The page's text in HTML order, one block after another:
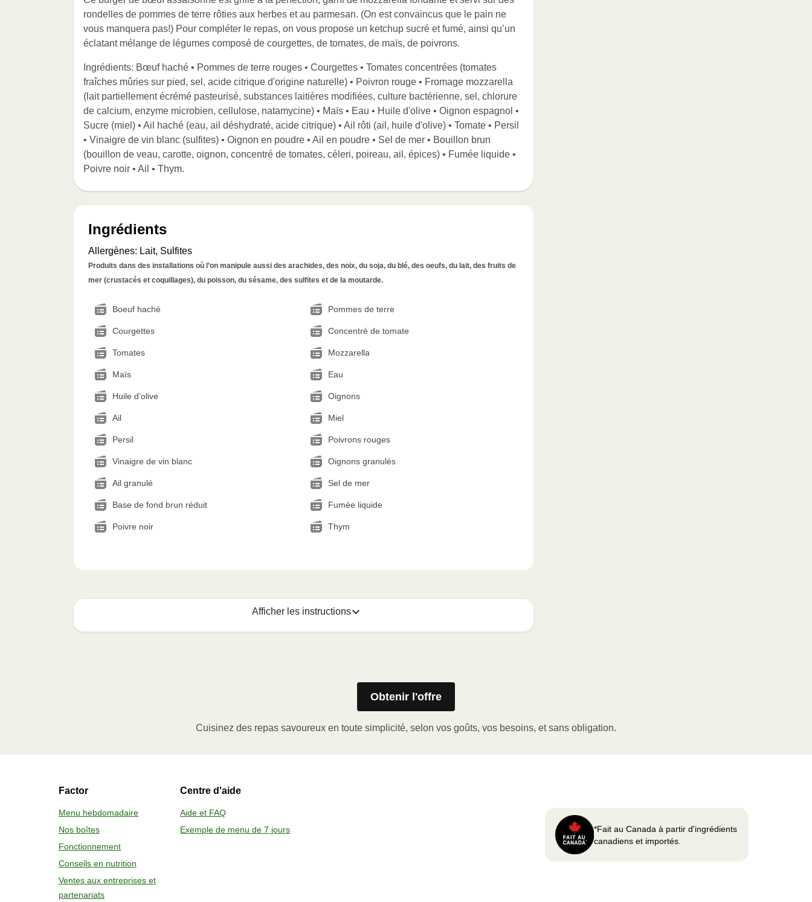
rondelles de pommes de terre rôties aux herbes et au parmesan. (On est convaincus que le pain ne
vous manquera pas!) Pour compléter le repas, on vous propose un ketchup sucré et fumé, ainsi qu’un
éclatant mélange de légumes composé de courgettes, de tomates, de maïs, de poivrons.
Ingrédients: Bœuf haché • Pommes de terre rouges • Courgettes • Tomates concentrées (tomates
fraîches mûries sur pied, sel, acide citrique d'origine naturelle) • Poivron rouge • Fromage mozzarella
(lait partiellement écrémé pasteurisé, substances laitières modifiées, culture bactérienne, sel, chlorure
de calcium, enzyme microbien, cellulose, natamycine) • Maïs • Eau • Huile d'olive • Oignon espagnol •
Sucre (miel) • Ail haché (eau, ail déshydraté, acide citrique) • Ail rôti (ail, huile d'olive) • Tomate • Persil
• Vinaigre de vin blanc (sulfites) • Oignon en poudre • Ail en poudre • Sel de mer • Bouillon brun
(bouillon de veau, carotte, oignon, concentré de tomates, céleri, poireau, ail, épices) • Fumée liquide •
Poivre noir • Ail • Thym.
Ingrédients
Allergènes: Lait, Sulfites
Produits dans des installations où l’on manipule aussi des arachides, des noix, du soja, du blé, des oeufs, du lait, des fruits de
mer (crustacés et coquillages), du poisson, du sésame, des sulfites et de la moutarde.
Boeuf haché Pommes de terre
Courgettes Concentré de tomate
Tomates Mozzarella
Maïs Eau
Huile d’olive Oignons
Ail Miel
Persil Poivrons rouges
Vinaigre de vin blanc Oignons granulés
Ail granulé Sel de mer
Base de fond brun réduit Fumée liquide
Poivre noir Thym
Afficher les instructions
Voici quoi faire :
Ôter le manchon de carton, puis soulever le coin de la pellicule de plastique et retirer le gobelet
à portion (le cas échéant) ou percer la pellicule de plastique.
FOUR
Préchauffer le four à 375 °F (190 °C).
Placer sur une plaque de cuisson et faire chauffer pendant 10-15 minutes.
Sortir le contenant avec soin, laisser reposer et servir. Bon appétit!
Obtenir l'offre
Cuisinez des repas savoureux en toute simplicité, selon vos goûts, vos besoins, et sans obligation.
Factor
Menu hebdomadaire
Nos boîtes
Fonctionnement
Conseils en nutrition
Ventes aux entreprises et
partenariats
Centre d'aide
Aide et FAQ
Exemple de menu de 7 jours
*Fait au Canada à partir d'ingrédients
canadiens et importés.